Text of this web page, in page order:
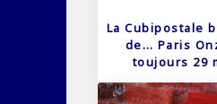
La Cubipostale
de… Paris
toujours 29